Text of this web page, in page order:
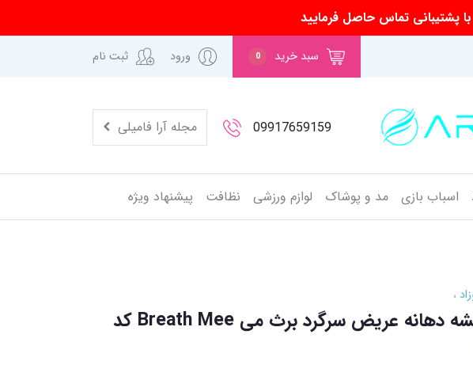
پشتیبانی تماس حاصل فرمایید
سبد خرید 0 ورود ثبت نام
09917659159 مجله آرا فامیلی
اسباب بازی مد و پوشاک لوازم ورزشی نظافت پیشنهاد ویژه
سر شیشه دهانه عریض سرگرد برث می Breath Mee کد